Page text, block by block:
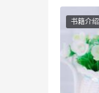
书籍介绍